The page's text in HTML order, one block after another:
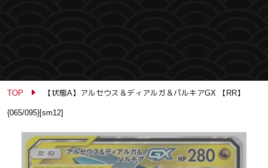
TOP 【状態A】アルセウス＆ディアルガ＆パルキアGX 【RR】
{065/095}[sm12]